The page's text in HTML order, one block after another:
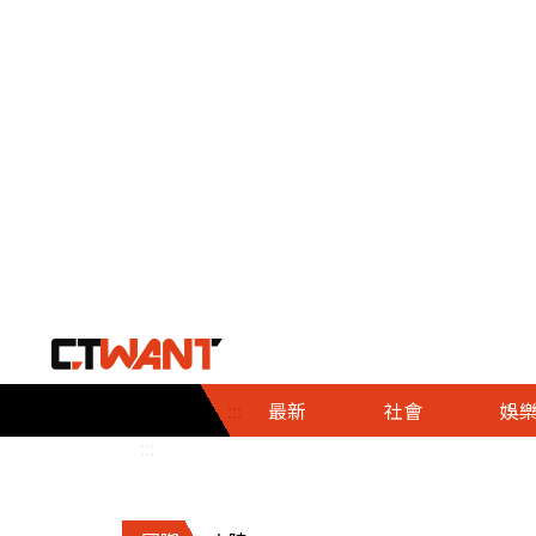
::: 最新 社會
社會首頁
時事
調查
娛樂
娛樂首頁
即時
財經首頁
熱線
政